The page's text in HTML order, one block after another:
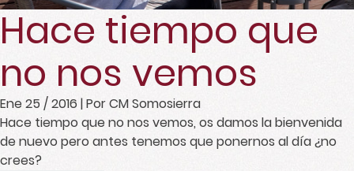
Hace tiempo que
no nos vemos
Ene 25 / 2016 | Por CM Somosierra
Hace tiempo que no nos vemos, os damos la bienvenida
de nuevo pero antes tenemos que ponernos al día ¿no
crees?